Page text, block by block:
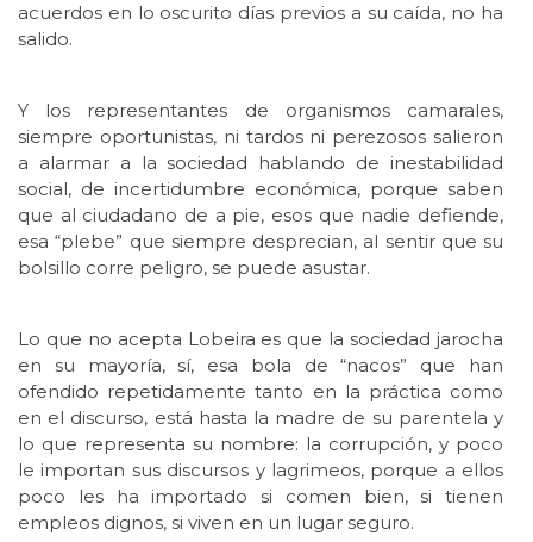
acuerdos en lo oscurito días previos a su caída, no ha
salido.
Y los representantes de organismos camarales,
siempre oportunistas, ni tardos ni perezosos salieron
a alarmar a la sociedad hablando de inestabilidad
social, de incertidumbre económica, porque saben
que al ciudadano de a pie, esos que nadie defiende,
esa “plebe” que siempre desprecian, al sentir que su
bolsillo corre peligro, se puede asustar.
Lo que no acepta Lobeira es que la sociedad jarocha
en su mayoría, sí, esa bola de “nacos” que han
ofendido repetidamente tanto en la práctica como
en el discurso, está hasta la madre de su parentela y
lo que representa su nombre: la corrupción, y poco
le importan sus discursos y lagrimeos, porque a ellos
poco les ha importado si comen bien, si tienen
empleos dignos, si viven en un lugar seguro.